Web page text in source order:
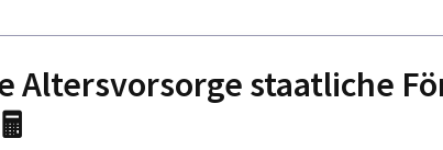
Altersvorsorge staatliche